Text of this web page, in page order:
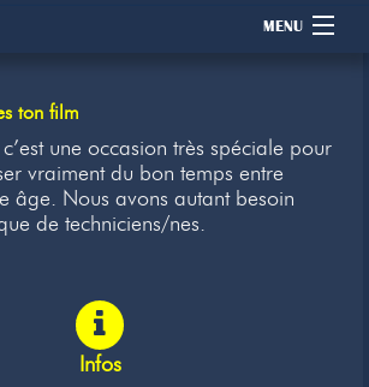
MENU
Dons
Inscription
Newsletter
ton film
une occasion très spéciale pour
vraiment du bon temps entre
âge. Nous avons autant besoin
de techniciens/nes.
Infos